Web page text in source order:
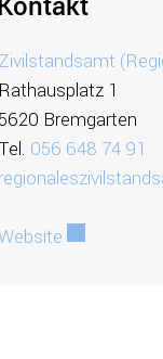
Zivilstandsamt
Rathausplatz 1
5620 Bremgarten
056 648 74 91
Externer